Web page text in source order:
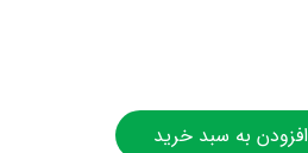
افزودن به سبد خرید